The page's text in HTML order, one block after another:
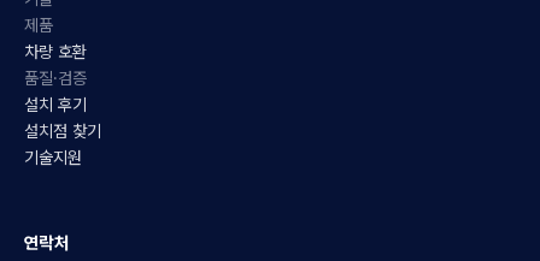
제품
차량 호환
품질·검증
설치 후기
설치점 찾기
기술지원
연락처